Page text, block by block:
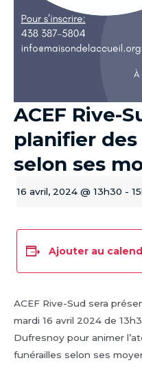
ACEF Rive-
planifier
selon ses
16 avril, 2024 @ 13h30 -
Ajouter au
ACEF Rive-Sud sera
mardi 16 avril 2024 de
Dufresnoy pour animer
funérailles selon ses